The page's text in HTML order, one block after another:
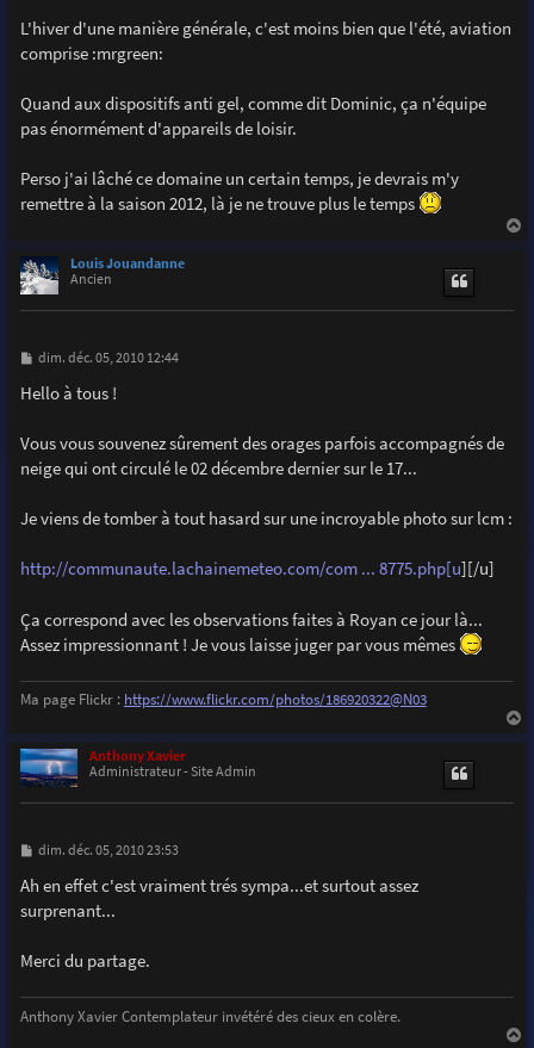
g
e
L'hiver d'une manière générale, c'est moins bien que l'été, aviation
comprise :mrgreen:
Quand aux dispositifs anti gel, comme dit Dominic, ça n'équipe
pas énormément d'appareils de loisir.
Perso j'ai lâché ce domaine un certain temps, je devrais m'y
remettre à la saison 2012, là je ne trouve plus le temps
Louis Jouandanne
Ancien
M
s
s
e
dim. déc. 05, 2010 12:44
Hello à tous !
Vous vous souvenez sûrement des orages parfois accompagnés de
neige qui ont circulé le 02 décembre dernier sur le 17...
Je viens de tomber à tout hasard sur une incroyable photo sur lcm :
http://communaute.lachainemeteo.com/com ... 8775.php[u][/u]
Ça correspond avec les observations faites à Royan ce jour là...
Assez impressionnant ! Je vous laisse juger par vous mêmes
Ma page Flickr : https://www.flickr.com/photos/186920322@N03
Anthony Xavier
Administrateur - Site Admin
M
s
s
a
dim. déc. 05, 2010 23:53
Ah en effet c'est vraiment trés sympa...et surtout assez
surprenant...
Merci du partage.
Anthony Xavier Contemplateur invétéré des cieux en colère.